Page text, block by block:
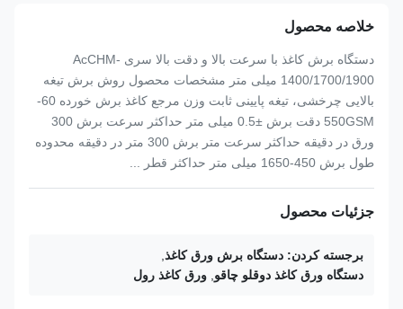
خلاصه محصول
دستگاه برش کاغذ با سرعت بالا و دقت بالا سری AcCHM-
1400/1700/1900 میلی متر مشخصات محصول روش برش تیغه
بالایی چرخشی، تیغه پایینی ثابت وزن مرجع کاغذ برش خورده 60-
550GSM دقت برش ±0.5 میلی متر حداکثر سرعت برش 300
ورق در دقیقه حداکثر سرعت متر برش 300 متر در دقیقه محدوده
طول برش 450-1650 میلی متر حداکثر قطر ...
جزئیات محصول
برجسته کردن: دستگاه برش ورق کاغذ,
دستگاه ورق کاغذ دوقلو چاقو ,ورق کاغذ رول